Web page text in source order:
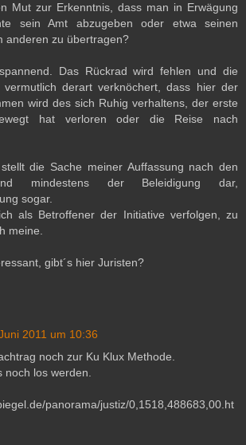
Mut zur Erkenntnis, dass man in Erwägung
sein Amt abzugeben oder etwa seinen
anderen zu übertragen?
Das Rückrad wird fehlen und die
vermutlich derart verknöchert, dass hier der
wird des sich Ruhig verhaltens, der erste
hat verloren oder die Reise nach
die Sache meiner Auffassung nach den
mindestens der Beleidigung dar,
sogar.
als Betroffener der Initiative verfolgen, zu
meine.
gibt´s hier Juristen?
2011 um 10:36
noch zur Ku Klux Methode.
noch los werden.
panorama/justiz/0,1518,488683,00.ht